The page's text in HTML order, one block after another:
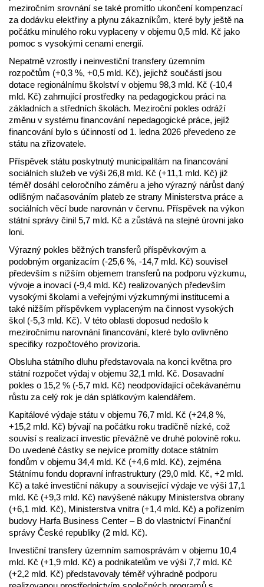
meziročním srovnání se také promítlo ukončení kompenzací
za dodávku elektřiny a plynu zákazníkům, které byly ještě na
počátku minulého roku vyplaceny v objemu 0,5 mld. Kč jako
pomoc s vysokými cenami energií.
Nepatrně vzrostly i neinvestiční transfery územním
rozpočtům (+0,3 %, +0,5 mld. Kč), jejichž součástí jsou
dotace regionálnímu školství v objemu 98,3 mld. Kč (-10,4
mld. Kč) zahrnující prostředky na pedagogickou práci na
základních a středních školách. Meziroční pokles odráží
změnu v systému financování nepedagogické práce, jejíž
financování bylo s účinností od 1. ledna 2026 převedeno ze
státu na zřizovatele.
Příspěvek státu poskytnutý municipalitám na financování
sociálních služeb ve výši 26,8 mld. Kč (+11,1 mld. Kč) již
téměř dosáhl celoročního záměru a jeho výrazný nárůst daný
odlišným načasováním plateb ze strany Ministerstva práce a
sociálních věcí bude narovnán v červnu. Příspěvek na výkon
státní správy činil 5,7 mld. Kč a zůstává na stejné úrovni jako
loni.
Výrazný pokles běžných transferů příspěvkovým a
podobným organizacím (-25,6 %, -14,7 mld. Kč) souvisel
především s nižším objemem transferů na podporu výzkumu,
vývoje a inovací (-9,4 mld. Kč) realizovaných především
vysokými školami a veřejnými výzkumnými institucemi a
také nižším příspěvkem vyplaceným na činnost vysokých
škol (-5,3 mld. Kč). V této oblasti doposud nedošlo k
meziročnímu narovnání financování, které bylo ovlivněno
specifiky rozpočtového provizoria.
Obsluha státního dluhu představovala na konci května pro
státní rozpočet výdaj v objemu 32,1 mld. Kč. Dosavadní
pokles o 15,2 % (-5,7 mld. Kč) neodpovídající očekávanému
růstu za celý rok je dán splátkovým kalendářem.
Kapitálové výdaje státu v objemu 76,7 mld. Kč (+24,8 %,
+15,2 mld. Kč) bývají na počátku roku tradičně nízké, což
souvisí s realizací investic převážně ve druhé polovině roku.
Do uvedené částky se nejvíce promítly dotace státním
fondům v objemu 34,4 mld. Kč (+4,6 mld. Kč), zejména
Státnímu fondu dopravní infrastruktury (29,0 mld. Kč, +2 mld.
Kč) a také investiční nákupy a související výdaje ve výši 17,1
mld. Kč (+9,3 mld. Kč) navýšené nákupy Ministerstva obrany
(+6,1 mld. Kč), Ministerstva vnitra (+1,4 mld. Kč) a pořízením
budovy Harfa Business Center – B do vlastnictví Finanční
správy České republiky (2 mld. Kč).
Investiční transfery územním samosprávám v objemu 10,4
mld. Kč (+1,9 mld. Kč) a podnikatelům ve výši 7,7 mld. Kč
(+2,2 mld. Kč) představovaly téměř výhradně podporu